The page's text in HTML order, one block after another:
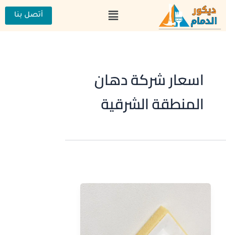
تخطي
المحتوى
القائمة أتصل بنا
اسعار شركة دهان
المنطقة الشرقية